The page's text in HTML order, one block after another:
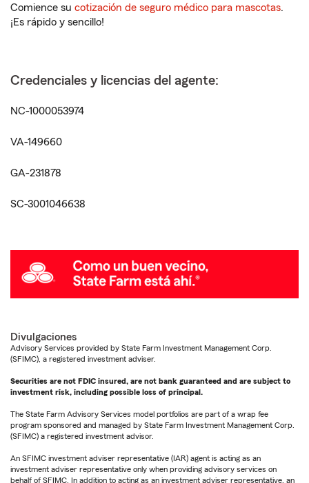
Comience su cotización de seguro médico para mascotas.
¡Es rápido y sencillo!
Credenciales y licencias del agente:
NC-1000053974
VA-149660
GA-231878
SC-3001046638
Divulgaciones
Advisory Services provided by State Farm Investment Management Corp.
(SFIMC), a registered investment adviser.
Securities are not FDIC insured, are not bank guaranteed and are subject to
investment risk, including possible loss of principal.
The State Farm Advisory Services model portfolios are part of a wrap fee
program sponsored and managed by State Farm Investment Management Corp.
(SFIMC) a registered investment advisor.
An SFIMC investment adviser representative (IAR) agent is acting as an
investment adviser representative only when providing advisory services on
behalf of SFIMC. In addition to acting as an investment adviser representative, an